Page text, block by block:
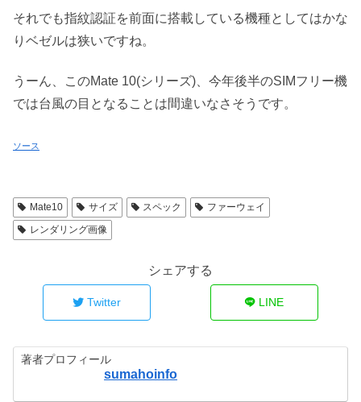
それでも指紋認証を前面に搭載している機種としてはかな
りベゼルは狭いですね。
うーん、このMate 10(シリーズ)、今年後半のSIMフリー機
では台風の目となることは間違いなさそうです。
ソース
Mate10 サイズ スペック
ファーウェイ
レンダリング画像
シェアする
Twitter LINE
著者プロフィール
sumahoinfo